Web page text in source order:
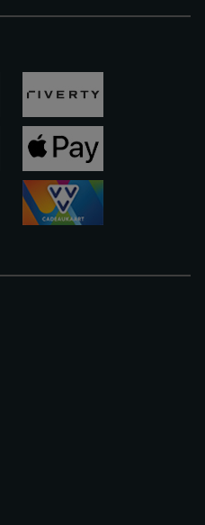
riverty
apple-
pay